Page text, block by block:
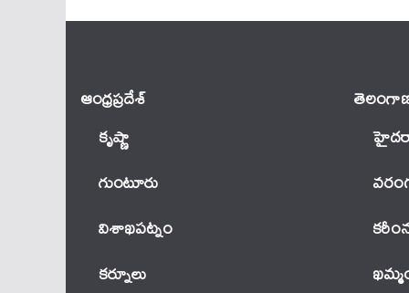
ఆంధ్ర‌ప్ర‌దేశ్
కృష్ణా
గుంటూరు
విశాఖపట్నం
కర్నూలు